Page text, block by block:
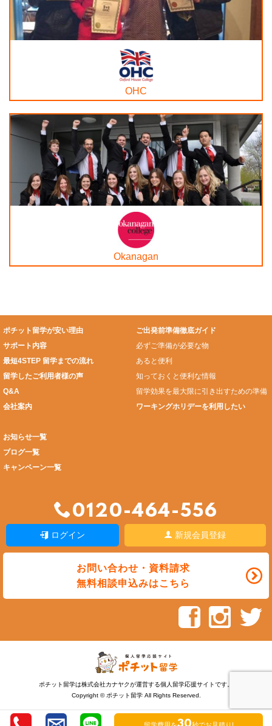
OHC
Okanagan
ポチット留学が安い理由
サポート内容
最短4STEP 留学までの流れ
留学したご利用者様の声
Q&A
会社案内
ご出発前準備徹底ガイド
必ずご準備が必要な物
あると便利
知っておくと便利な情報
留学効果を最大限に引き出すための準備
ワーキングホリデーを利用したい
お知らせ一覧
ブログ一覧
キャンペーン一覧
0120-464-556
ログイン 新規会員登録
お問い合わせ・資料請求
無料相談申込みはこちら
ポチット留学は株式会社カナヤクが運営する個人留学応援サイトです。
Copyright © ポチット留学 All Rights Reserved.